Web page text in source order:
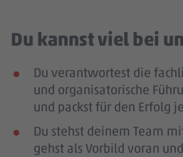
Du kannst viel bei
Du verantwortest die
und organisatorische
und packst für den Erfolg
Du stehst deinem Team
gehst als Vorbild voran